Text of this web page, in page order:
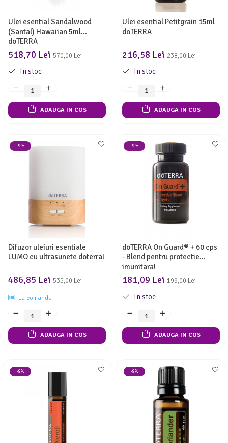
Ulei esential Sandalwood
(Santal) Hawaiian 5ml
doTERRA
570,00 Lei
518,70 Lei
In stoc
ADAUGA IN COS
Ulei esential Petitgrain 15ml
doTERRA
238,00 Lei
216,58 Lei
In stoc
ADAUGA IN COS
-9%
Difuzor uleiuri esentiale
LUMO cu ultrasunete doterra!
535,00 Lei
486,85 Lei
La comanda
ADAUGA IN COS
-9%
dōTERRA On Guard® + 60 cps
- Blend pentru protectie
imunitara!
199,00 Lei
181,09 Lei
In stoc
ADAUGA IN COS
-9% -9%